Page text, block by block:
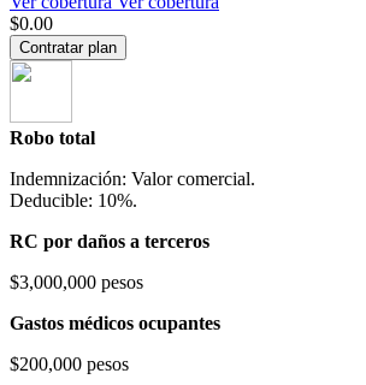
$0.00
Contratar plan
Robo total
Indemnización: Valor comercial.
Deducible: 10%.
RC por daños a terceros
$3,000,000 pesos
Gastos médicos ocupantes
$200,000 pesos